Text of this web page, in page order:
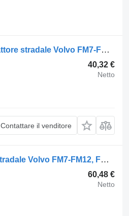
Barra stabilizzatrice Volvo FM (01.05-) 20555319 3173988 per trattore stradale Volvo FM7-FM12, FM, FMX (1998-2014)
40,32 €
Netto
Contattare il venditore
Pompa servosterzo Volvo FM (01.05-) 8480240106 per trattore stradale Volvo FM7-FM12, FM, FMX (1998-2014)
60,48 €
Netto